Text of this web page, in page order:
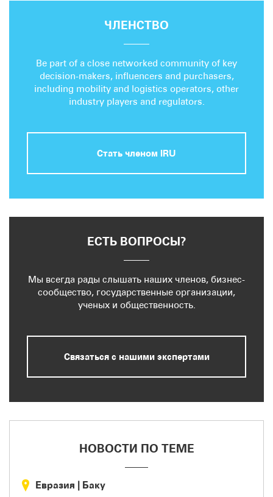
ЧЛЕНСТВО
Be part of a close networked community of key
decision-makers, influencers and purchasers,
including mobility and logistics operators, other
industry players and regulators.
Стать членом IRU
ЕСТЬ ВОПРОСЫ?
Мы всегда рады слышать наших членов, бизнес-
сообщество, государственные организации,
ученых и общественность.
Связаться с нашими экспертами
НОВОСТИ ПО ТЕМЕ
Евразия | Баку